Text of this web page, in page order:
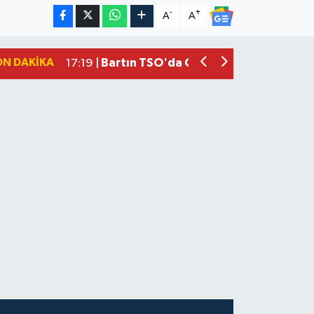
A- A+
DAKIKA
15:17 | Vali Yardımcısına Çarpmak Pahalıya
09:08 |Bartın ANALİG Bocce Türkiye
17:11 |
Bartın Medya’dan Bartın TSO’ya